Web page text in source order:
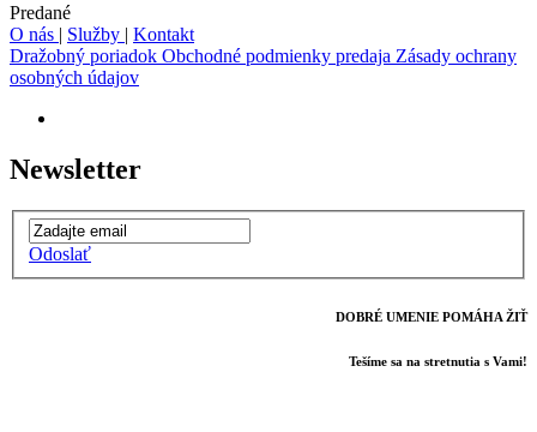
Predané
O nás | Služby | Kontakt
Dražobný poriadok Obchodné podmienky predaja Zásady ochrany
osobných údajov
Newsletter
Odoslať
DOBRÉ UMENIE POMÁHA ŽIŤ
Tešíme sa na stretnutia s Vami!